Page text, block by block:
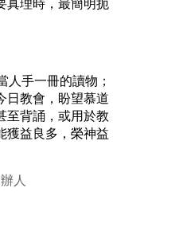
真理時，最簡明扼
人手一冊的讀物；
日教會，盼望慕道
至背誦，或用於教
獲益良多，榮神益
人